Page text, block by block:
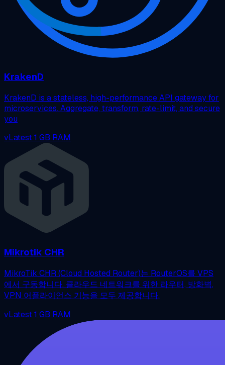
KrakenD
KrakenD is a stateless, high-performance API gateway for
microservices. Aggregate, transform, rate-limit, and secure
you
vLatest1 GB RAM
Mikrotik CHR
MikroTik CHR (Cloud Hosted Router)는 RouterOS를 VPS
에서 구동합니다. 클라우드 네트워크를 위한 라우터, 방화벽,
VPN 어플라이언스 기능을 모두 제공합니다.
vLatest1 GB RAM